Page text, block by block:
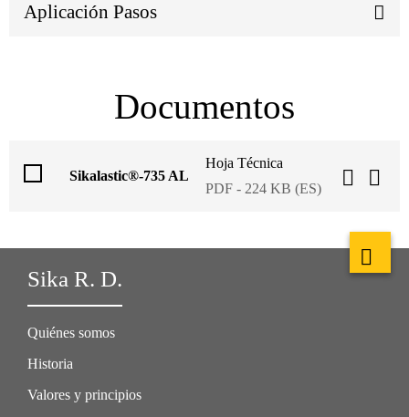
Aplicación Pasos
Documentos
Sikalastic®-735 AL
Hoja Técnica
PDF - 224 KB (ES)
Sika R. D.
Quiénes somos
Historia
Valores y principios